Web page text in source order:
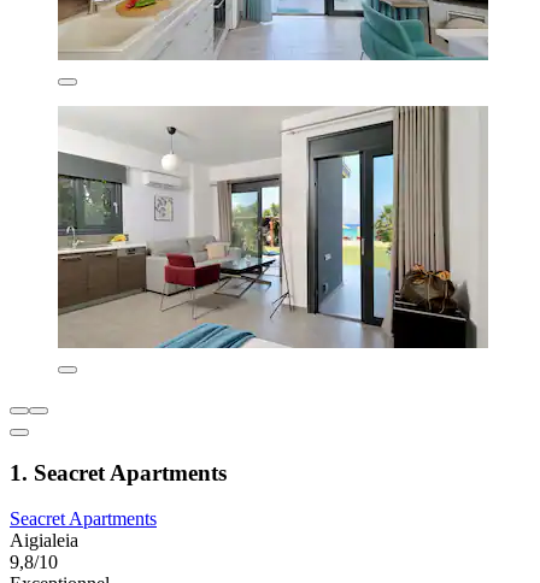
1. Seacret Apartments
Seacret Apartments
Aigialeia
9,8/10